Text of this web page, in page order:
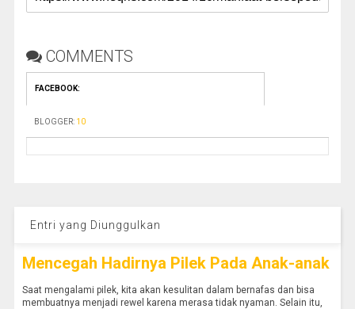
COMMENTS
FACEBOOK:
BLOGGER: 10
Entri yang Diunggulkan
Mencegah Hadirnya Pilek Pada Anak-anak
Saat mengalami pilek, kita akan kesulitan dalam bernafas dan bisa
membuatnya menjadi rewel karena merasa tidak nyaman. Selain itu,